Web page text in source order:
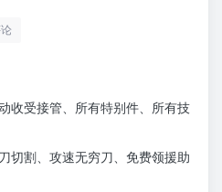
收受接管、所有特别件、所有技
切割、攻速无穷刀、免费领援助